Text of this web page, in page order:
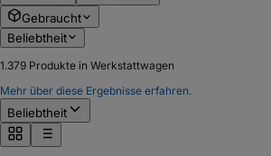
Gebraucht
Beliebtheit
1.379 Produkte in Werkstattwagen
Mehr über diese Ergebnisse erfahren.
Beliebtheit